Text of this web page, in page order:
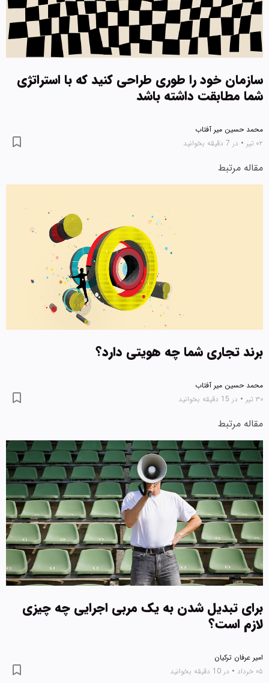
سازمان خود را طوری طراحی کنید که با استراتژی
شما مطابقت داشته باشد
محمد حسین میر آفتاب
۰۲ تیر
• در 7 دقیقه بخوانید
مقاله مرتبط
برند تجاری شما چه هویتی دارد؟
محمد حسین میر آفتاب
۳۰ تیر
• در 15 دقیقه بخوانید
مقاله مرتبط
برای تبدیل شدن به یک مربی اجرایی چه چیزی
لازم است؟
امیر عرفان ترکیان
۰۵ خرداد
• در 10 دقیقه بخوانید